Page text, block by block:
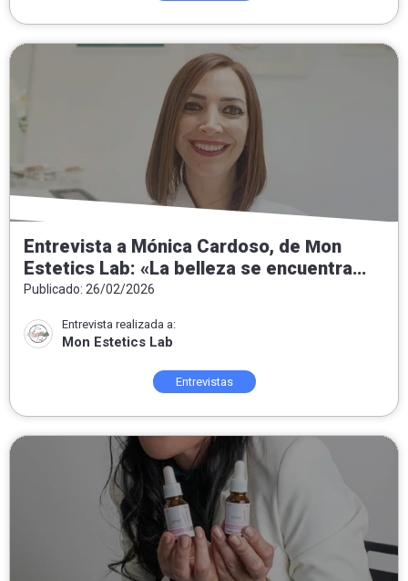
Entrevista a Mónica Cardoso, de Mon
Estetics Lab: «La belleza se encuentra
tanto por dentro como por fuera»
Publicado: 26/02/2026
Entrevista realizada a:
Mon Estetics Lab
Entrevistas